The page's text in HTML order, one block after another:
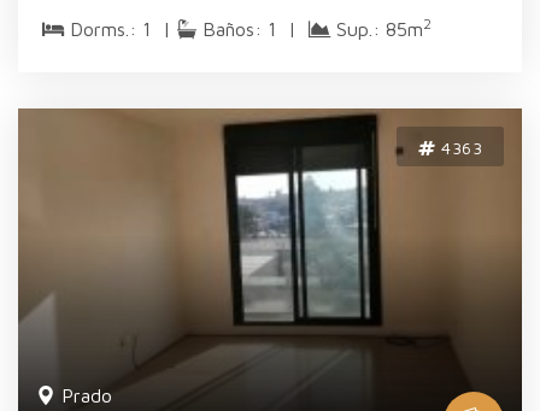
Dorms.: 1 | Baños: 1 | Sup.: 85m2
4363
Prado